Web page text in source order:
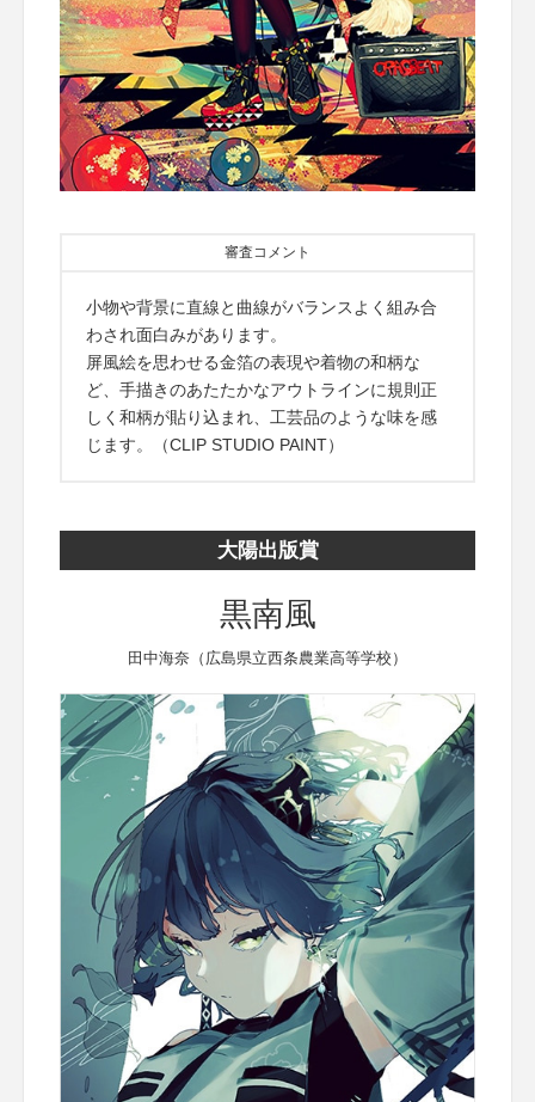
審査コメント
小物や背景に直線と曲線がバランスよく組み合
わされ面白みがあります。
屏風絵を思わせる金箔の表現や着物の和柄な
ど、手描きのあたたかなアウトラインに規則正
しく和柄が貼り込まれ、工芸品のような味を感
じます。（CLIP STUDIO PAINT）
大陽出版賞
黒南風
田中海奈（広島県立西条農業高等学校）